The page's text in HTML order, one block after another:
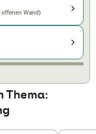
Wand)
Thema: